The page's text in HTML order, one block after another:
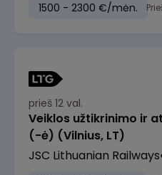
1500 - 2300 €/mėn.
prieš 12 val.
Veiklos užtikrinimo ir
(-ė) (Vilnius, LT)
JSC Lithuanian Railways